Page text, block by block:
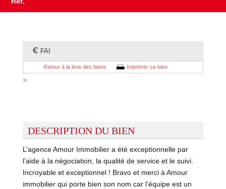
€ FAI
Retour à la liste des biens Imprimer ce bien
>
DESCRIPTION DU BIEN
L’agence Amour Immobilier a été exceptionnelle par
l’aide à la négociation, la qualité de service et le suivi.
Incroyable et exceptionnel ! Bravo et merci à Amour
immobilier qui porte bien son nom car l’équipe est un